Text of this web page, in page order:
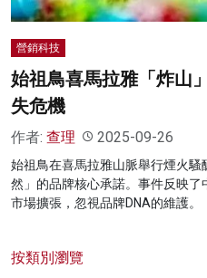
營銷科技
始祖鳥喜馬拉雅「炸山
失危機
作者: 查理 2025-09-26
始祖鳥在喜馬拉雅山脈舉行煙火
然」的品牌核心承諾。事件反映
市場擴張，忽視品牌DNA的維護。
按類別瀏覽